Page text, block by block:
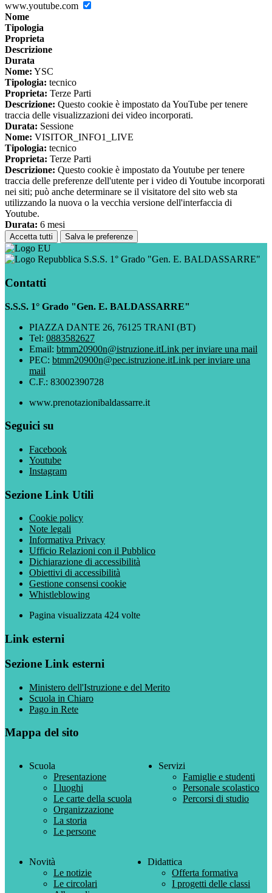
www.youtube.com
Nome
Tipologia
Proprieta
Descrizione
Durata
Nome: YSC
Tipologia: tecnico
Proprieta: Terze Parti
Descrizione: Questo cookie è impostato da YouTube per tenere
traccia delle visualizzazioni dei video incorporati.
Durata: Sessione
Nome: VISITOR_INFO1_LIVE
Tipologia: tecnico
Proprieta: Terze Parti
Descrizione: Questo cookie è impostato da Youtube per tenere
traccia delle preferenze dell'utente per i video di Youtube incorporati
nei siti; può anche determinare se il visitatore del sito web sta
utilizzando la nuova o la vecchia versione dell'interfaccia di
Youtube.
Durata: 6 mesi
Accetta tutti Salva le preferenze
S.S.S. 1° Grado "Gen. E. BALDASSARRE"
Contatti
S.S.S. 1° Grado "Gen. E. BALDASSARRE"
PIAZZA DANTE 26, 76125 TRANI (BT)
Tel: 0883582627
Email: btmm20900n@istruzione.itLink per inviare una mail
PEC: btmm20900n@pec.istruzione.itLink per inviare una
mail
C.F.: 83002390728
www.prenotazionibaldassarre.it
Seguici su
Facebook
Youtube
Instagram
Sezione Link Utili
Cookie policy
Note legali
Informativa Privacy
Ufficio Relazioni con il Pubblico
Dichiarazione di accessibilità
Obiettivi di accessibilità
Gestione consensi cookie
Whistleblowing
Pagina visualizzata 424 volte
Link esterni
Sezione Link esterni
Ministero dell'Istruzione e del Merito
Scuola in Chiaro
Pago in Rete
Mappa del sito
Scuola
Presentazione
I luoghi
Le carte della scuola
Organizzazione
La storia
Le persone
Servizi
Famiglie e studenti
Personale scolastico
Percorsi di studio
Novità
Le notizie
Le circolari
Didattica
Offerta formativa
I progetti delle classi